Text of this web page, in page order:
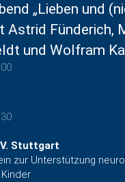
„Lieben und
Astrid Fünderich,
und Wolfram
Stuttgart
zur Unterstützung